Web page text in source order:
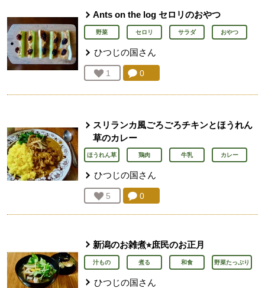
Ants on the log セロリのおやつ
野菜 セロリ サラダ おやつ
ひつじの国さん
お気に入り登録：
1 人が登録コメント：
0
スリランカ風ごろごろチキンとほうれん
草のカレー
ほうれん草 鶏肉 牛乳 カレー
ひつじの国さん
お気に入り登録：
5 人が登録コメント：
0
新潟のお雑煮⭐︎庶民のお正月
汁もの 煮る 和食 野菜たっぷり
ひつじの国さん